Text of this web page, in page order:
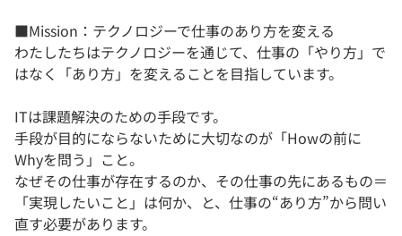
■Mission：​テクノロジーで仕事のあり方を変える
わたしたちはテクノロジーを通じて、仕事の「やり方」で
はなく「あり方」を変えることを目指しています。
ITは課題解決のための手段です。
手段が目的にならないために大切なのが「Howの前に
Whyを問う」こと。
なぜその仕事が存在するのか、その仕事の先にあるもの＝
「実現したいこと」は何か、と、仕事の“あり方”から問い
直す必要があります。